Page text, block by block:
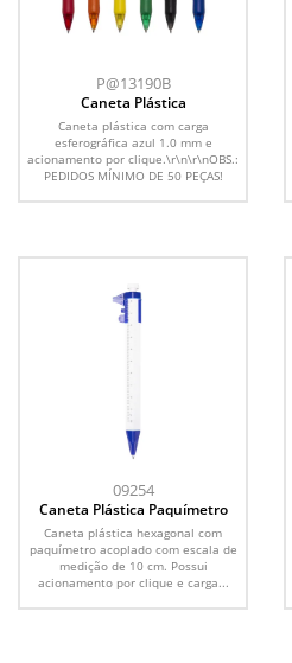
P@13190B
Caneta Plástica
Caneta plástica com carga
esferográfica azul 1.0 mm e
acionamento por clique.\r\n\r\nOBS.:
PEDIDOS MÍNIMO DE 50 PEÇAS!
09254
Caneta Plástica Paquímetro
Caneta plástica hexagonal com
paquímetro acoplado com escala de
medição de 10 cm. Possui
acionamento por clique e carga...